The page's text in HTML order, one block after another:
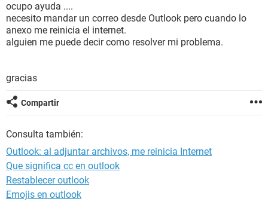
ocupo ayuda ....
necesito mandar un correo desde Outlook pero cuando lo
anexo me reinicia el internet.
alguien me puede decir como resolver mi problema.
gracias
Compartir
Consulta también:
Outlook: al adjuntar archivos, me reinicia Internet
Que significa cc en outlook
Restablecer outlook
Emojis en outlook